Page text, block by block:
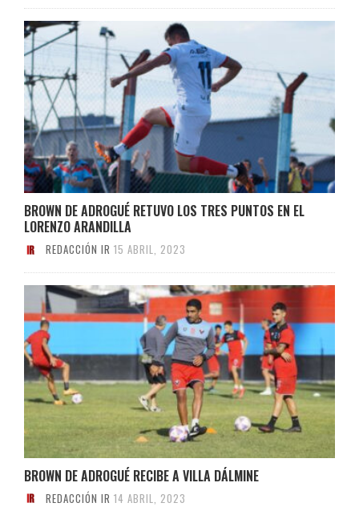
BROWN DE ADROGUÉ RETUVO LOS TRES PUNTOS EN EL
LORENZO ARANDILLA
REDACCIÓN IR 15 ABRIL, 2023
BROWN DE ADROGUÉ RECIBE A VILLA DÁLMINE
REDACCIÓN IR 14 ABRIL, 2023